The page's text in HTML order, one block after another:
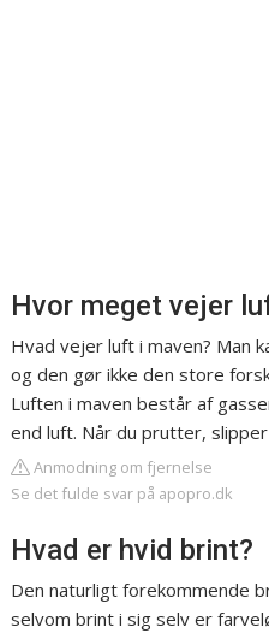
Hvor meget vejer
Hvad vejer luft i maven? Man
og den gør ikke den store
Luften i maven består af
end luft. Når du prutter,
Anmodning om fjernelse
Se det fulde svar på apopro.dk
Hvad er hvid brint?
Den naturligt forekommende
selvom brint i sig selv er